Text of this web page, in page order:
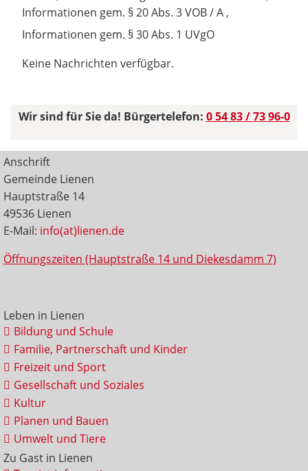
Informationen gem. § 20 Abs. 3 VOB / A ,
Informationen gem. § 30 Abs. 1 UVgO
Keine Nachrichten verfügbar.
Wir sind für Sie da! Bürgertelefon: 0 54 83 / 73 96-0
Anschrift
Gemeinde Lienen
Hauptstraße 14
49536 Lienen
E-Mail: info(at)lienen.de
Öffnungszeiten (Hauptstraße 14 und Diekesdamm 7)
Leben in Lienen
Bildung und Schule
Familie, Partnerschaft und Kinder
Freizeit und Sport
Gesellschaft und Soziales
Kultur
Planen und Bauen
Umwelt und Tiere
Zu Gast in Lienen